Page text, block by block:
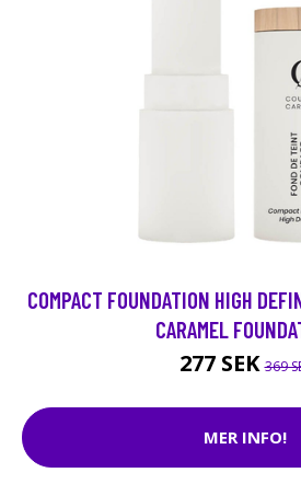
COMPACT FOUNDATION HIGH
CARAMEL
277 SEK369
MER INFO!